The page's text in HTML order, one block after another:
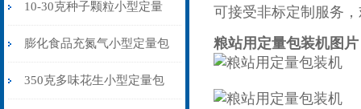
食品杂粮中药粉打包机
10-30克种子颗粒小型定量
包装机称重制袋封口
膨化食品充氮气小型定量包
装机厂家价格
350克多味花生小型定量包
可接受非标定制服务
粮站用定量包装机图